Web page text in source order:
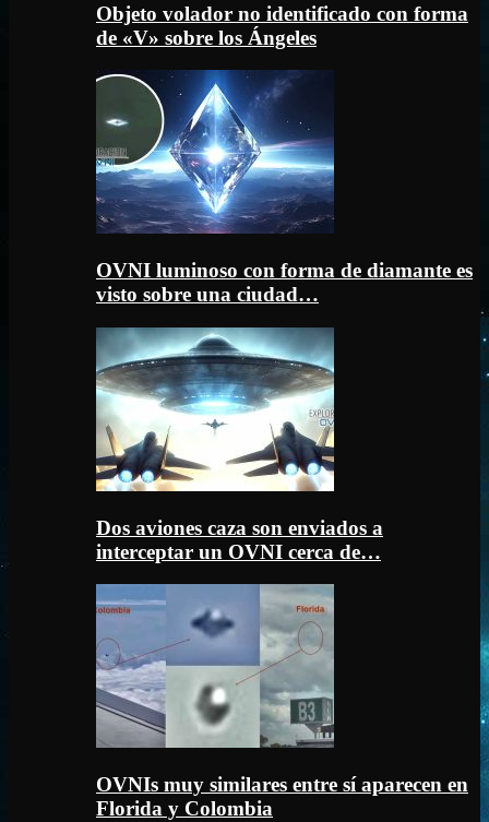
Objeto volador no identificado con forma
de «V» sobre los Ángeles
OVNI luminoso con forma de diamante es
visto sobre una ciudad…
Dos aviones caza son enviados a
interceptar un OVNI cerca de…
OVNIs muy similares entre sí aparecen en
Florida y Colombia